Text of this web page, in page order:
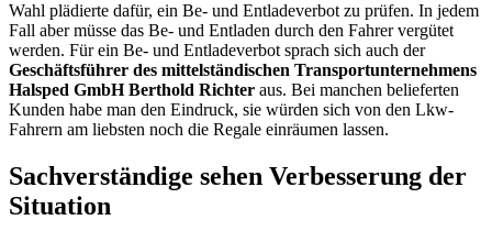
Wahl plädierte dafür, ein Be- und Entladeverbot zu prüfen. In jedem
Fall aber müsse das Be- und Entladen durch den Fahrer vergütet
werden. Für ein Be- und Entladeverbot sprach sich auch der
Geschäftsführer des mittelständischen Transportunternehmens
Halsped GmbH Berthold Richter aus. Bei manchen belieferten
Kunden habe man den Eindruck, sie würden sich von den Lkw-
Fahrern am liebsten noch die Regale einräumen lassen.
Sachverständige sehen Verbesserung der
Situation